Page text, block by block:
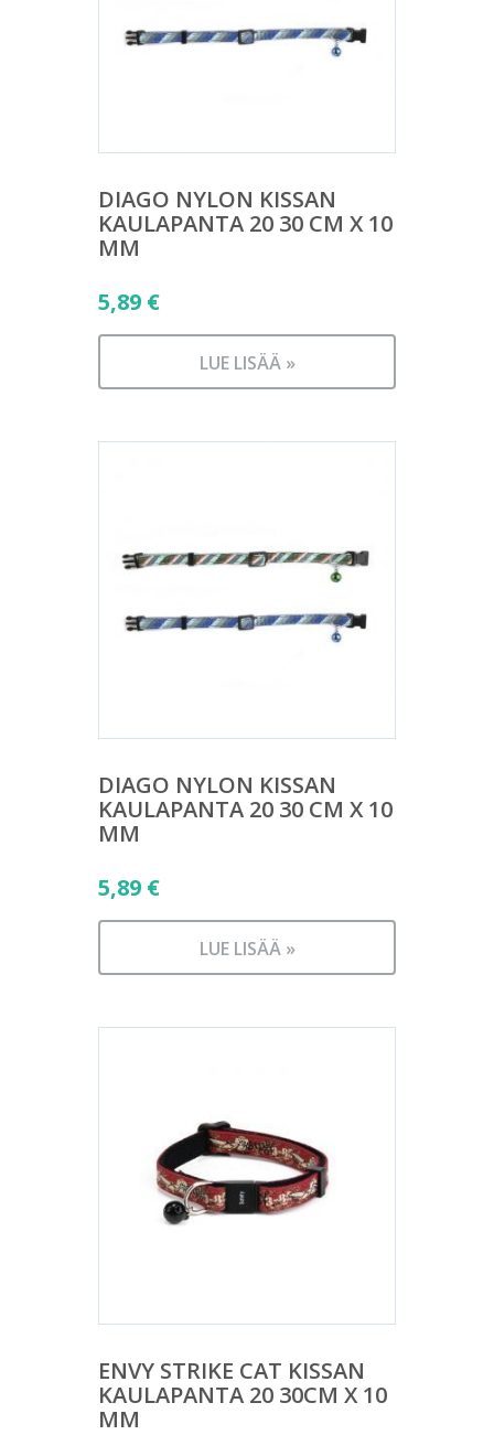
DIAGO NYLON KISSAN
KAULAPANTA 20 30 CM X 10
MM
5,89 €
LUE LISÄÄ »
DIAGO NYLON KISSAN
KAULAPANTA 20 30 CM X 10
MM
5,89 €
LUE LISÄÄ »
ENVY STRIKE CAT KISSAN
KAULAPANTA 20 30CM X 10
MM